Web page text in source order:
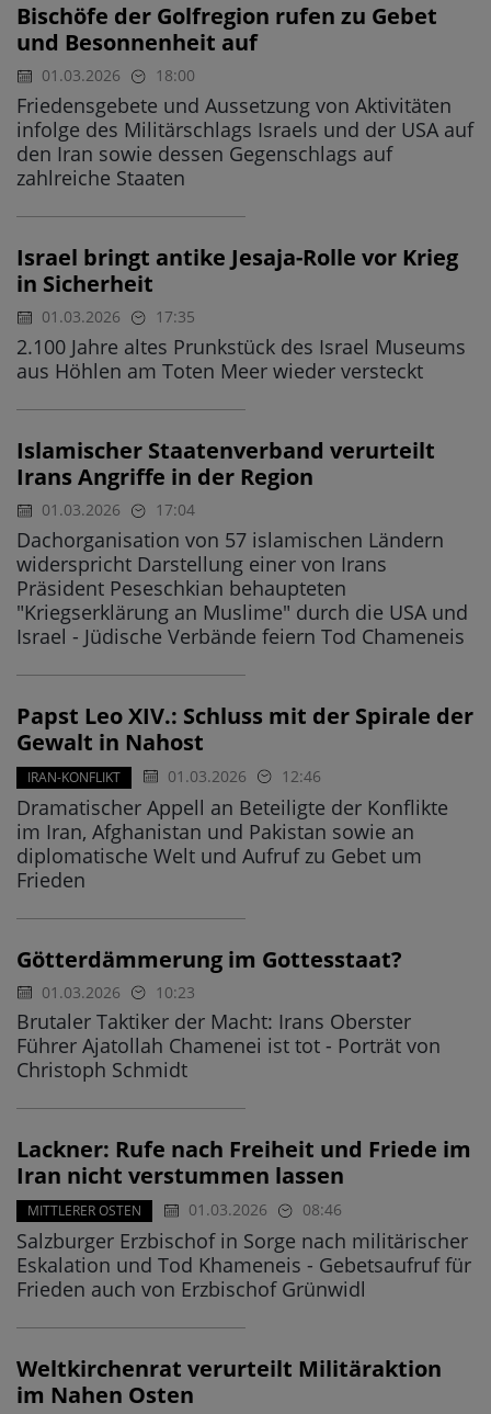
Bischöfe der Golfregion rufen zu Gebet
und Besonnenheit auf
01.03.2026 18:00
Friedensgebete und Aussetzung von Aktivitäten
infolge des Militärschlags Israels und der USA auf
den Iran sowie dessen Gegenschlags auf
zahlreiche Staaten
Israel bringt antike Jesaja-Rolle vor Krieg
in Sicherheit
01.03.2026 17:35
2.100 Jahre altes Prunkstück des Israel Museums
aus Höhlen am Toten Meer wieder versteckt
Islamischer Staatenverband verurteilt
Irans Angriffe in der Region
01.03.2026 17:04
Dachorganisation von 57 islamischen Ländern
widerspricht Darstellung einer von Irans
Präsident Peseschkian behaupteten
"Kriegserklärung an Muslime" durch die USA und
Israel - Jüdische Verbände feiern Tod Chameneis
Papst Leo XIV.: Schluss mit der Spirale der
Gewalt in Nahost
IRAN-KONFLIKT 01.03.2026 12:46
Dramatischer Appell an Beteiligte der Konflikte
im Iran, Afghanistan und Pakistan sowie an
diplomatische Welt und Aufruf zu Gebet um
Frieden
Götterdämmerung im Gottesstaat?
01.03.2026 10:23
Brutaler Taktiker der Macht: Irans Oberster
Führer Ajatollah Chamenei ist tot - Porträt von
Christoph Schmidt
Lackner: Rufe nach Freiheit und Friede im
Iran nicht verstummen lassen
MITTLERER OSTEN 01.03.2026 08:46
Salzburger Erzbischof in Sorge nach militärischer
Eskalation und Tod Khameneis - Gebetsaufruf für
Frieden auch von Erzbischof Grünwidl
Weltkirchenrat verurteilt Militäraktion
im Nahen Osten